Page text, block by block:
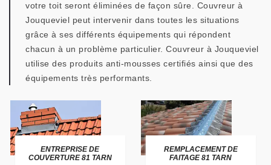
votre toit seront éliminées de façon sûre. Couvreur à
Jouqueviel peut intervenir dans toutes les situations
grâce à ses différents équipements qui répondent
chacun à un problème particulier. Couvreur à Jouqueviel
utilise des produits anti-mousses certifiés ainsi que des
équipements très performants.
ENTREPRISE DE
COUVERTURE 81 TARN
REMPLACEMENT DE
FAITAGE 81 TARN